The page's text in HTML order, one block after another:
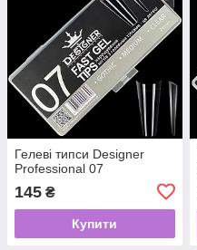
Гелеві типси Designer
Professional 07
145 ₴
Купити